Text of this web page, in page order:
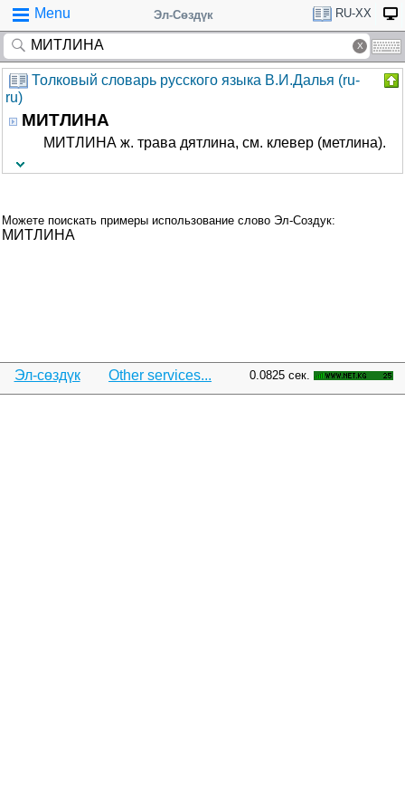
Menu Эл-Сөздүк RU-XX
Толковый словарь русского языка В.И.Далья (ru-
ru)
МИТЛИНА
МИТЛИНА ж. трава дятлина, см. клевер (метлина).
Можете поискать примеры использование слово Эл-Создук:
МИТЛИНА
Эл-сөздүк Other services... 0.0825 сек.